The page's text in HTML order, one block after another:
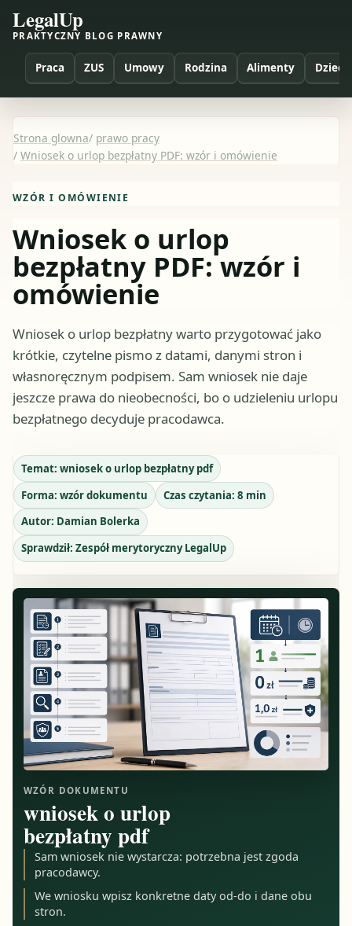
LegalUp
PRAKTYCZNY BLOG PRAWNY
Praca ZUS Umowy Rodzina Alimenty Dzieci
Strona glowna/ prawo pracy
/ Wniosek o urlop bezpłatny PDF: wzór i omówienie
WZÓR I OMÓWIENIE
Wniosek o urlop
bezpłatny PDF: wzór i
omówienie
Wniosek o urlop bezpłatny warto przygotować jako
krótkie, czytelne pismo z datami, danymi stron i
własnoręcznym podpisem. Sam wniosek nie daje
jeszcze prawa do nieobecności, bo o udzieleniu urlopu
bezpłatnego decyduje pracodawca.
Temat: wniosek o urlop bezpłatny pdf
Forma: wzór dokumentu Czas czytania: 8 min
Autor: Damian Bolerka
Sprawdził: Zespół merytoryczny LegalUp
WZÓR DOKUMENTU
wniosek o urlop
bezpłatny pdf
Sam wniosek nie wystarcza: potrzebna jest zgoda
pracodawcy.
We wniosku wpisz konkretne daty od-do i dane obu
stron.